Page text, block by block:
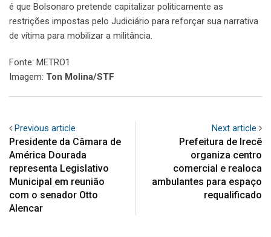
é que Bolsonaro pretende capitalizar politicamente as
restrições impostas pelo Judiciário para reforçar sua narrativa
de vítima para mobilizar a militância.
Fonte: METRO1
Imagem: Ton Molina/STF
Previous article
Presidente da Câmara de
América Dourada
representa Legislativo
Municipal em reunião
com o senador Otto
Alencar
Next article
Prefeitura de Irecê
organiza centro
comercial e realoca
ambulantes para espaço
requalificado